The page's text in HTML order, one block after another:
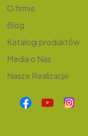
O firmie
Blog
Katalogi produktów
Media o Nas
Nasze Realizacje